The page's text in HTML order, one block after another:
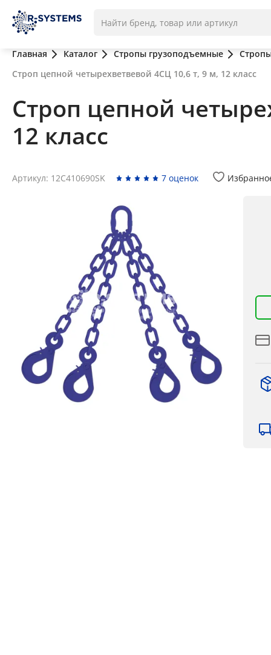
Главная Каталог Стропы грузоподъемные
Строп цепной четырехветвевой 4СЦ 10,6 т, 9 м, 12 класс
Строп цепной
12 класс
Артикул: 12C410690SK 7 оценок